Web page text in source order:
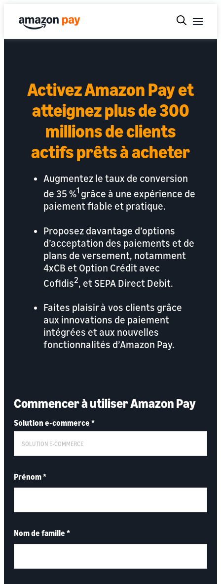
Activez Amazon Pay et
atteignez plus de 300
millions de clients
actifs prêts à acheter
Augmentez le taux de conversion
de 35 %1 grâce à une expérience de
paiement fiable et pratique.
Proposez davantage d’options
d’acceptation des paiements et de
plans de versement, notamment
4xCB et Option Crédit avec
Cofidis2, et SEPA Direct Debit.
Faites plaisir à vos clients grâce
aux innovations de paiement
intégrées et aux nouvelles
fonctionnalités d’Amazon Pay.
Commencer à utiliser Amazon Pay
Solution e-commerce *
Prénom*
Nom de famille *